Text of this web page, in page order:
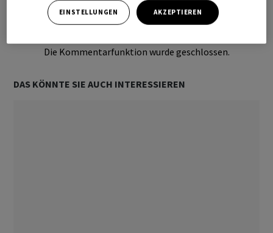
Ihr Kommentar
Die Kommentarfunktion wurde geschlossen.
DAS KÖNNTE SIE AUCH INTERESSIEREN
EINSTELLUNGEN AKZEPTIEREN